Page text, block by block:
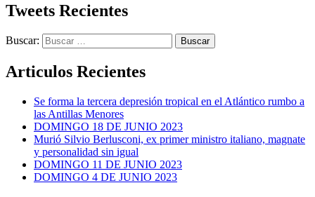
Tweets Recientes
Buscar:
Articulos Recientes
Se forma la tercera depresión tropical en el Atlántico rumbo a
las Antillas Menores
DOMINGO 18 DE JUNIO 2023
Murió Silvio Berlusconi, ex primer ministro italiano, magnate
y personalidad sin igual
DOMINGO 11 DE JUNIO 2023
DOMINGO 4 DE JUNIO 2023